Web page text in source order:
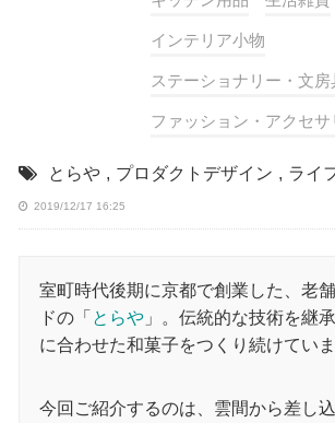
インテリア小物
ステーショナリー・文房
ファッション・アクセサ
とらや , プロダクトデザイン , ライ
2019/12/17 16:25
室町時代後期に京都で創業した、老
ドの「 とらや」。伝統的な技術を継
に合わせた和菓子をつくり続けていま
今回ご紹介するのは、雲間から差し